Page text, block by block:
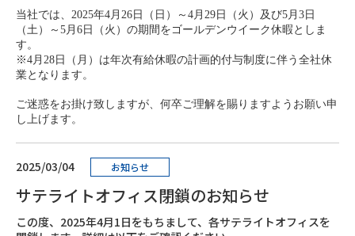
当社では、 2025年4月26日（日）～4月29日（火）及び5月3日
（土）～5月6日（火） の期間をゴールデンウイーク休暇としま
す。
※4月28日（月）は年次有給休暇の計画的付与制度に伴う全社休
業となります。
ご迷惑をお掛け致しますが、何卒ご理解を賜りますようお願い申
し上げます。
2025/03/04 お知らせ
サテライトオフィス閉鎖のお知らせ
この度、2025年4月1日をもちまして、各サテライトオフィスを